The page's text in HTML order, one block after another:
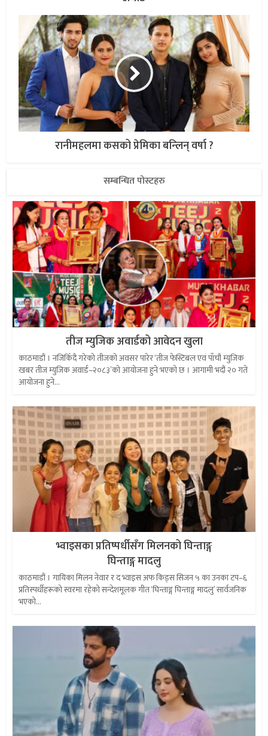
रानीमहलमा कसको प्रेमिका बन्लिन् वर्षा ?
सम्बन्धित पोस्टहरु
तीज म्युजिक अवार्डको आवेदन खुला
काठमाडौं । नजिकिँदै गरेको तीजको अवसर पारेर ‘तीज फेस्टिबल एवं पाँचौं म्युजिक
खबर तीज म्युजिक अवार्ड–२०८३’को आयोजना हुने भएको छ । आगामी भदौं २० गते
आयोजना हुने...
भ्वाइसका प्रतिष्पर्धीसँग मिलनको घिन्ताङ्ग
घिन्ताङ्ग मादलु
काठमाडौं । गायिका मिलन नेवार र द भ्वाइस अफ किड्स सिजन ५ का उनका टप–६
प्रतिस्पर्धीहरूको स्वरमा रहेको सन्देशमूलक गीत ‘घिन्ताङ्ग घिन्ताङ्ग मादलु’ सार्वजनिक
भएको...